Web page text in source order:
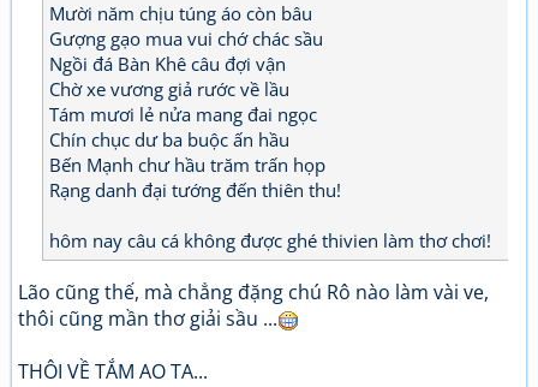
Mười năm chịu túng áo còn bâu
Gượng gạo mua vui chớ chác sầu
Ngồi đá Bàn Khê câu đợi vận
Chờ xe vương giả rước về lầu
Tám mươi lẻ nửa mang đai ngọc
Chín chục dư ba buộc ấn hầu
Bến Mạnh chư hầu trăm trấn họp
Rạng danh đại tướng đến thiên thu!
hôm nay câu cá không được ghé thivien làm thơ chơi!
Lão cũng thế, mà chẳng đặng chú Rô nào làm vài ve,
thôi cũng mần thơ giải sầu ...
THÔI VỀ TẮM AO TA...